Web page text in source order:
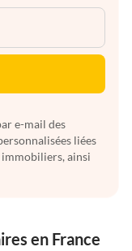
e-mail des
liées
immobiliers, ainsi
en France